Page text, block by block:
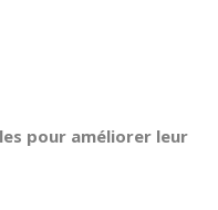
pour améliorer leur